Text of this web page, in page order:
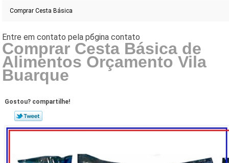
Comprar Cesta Básica
Comprar Cesta Básica de
Alimentos Orçamento Vila
Buarque
Gostou? compartilhe!